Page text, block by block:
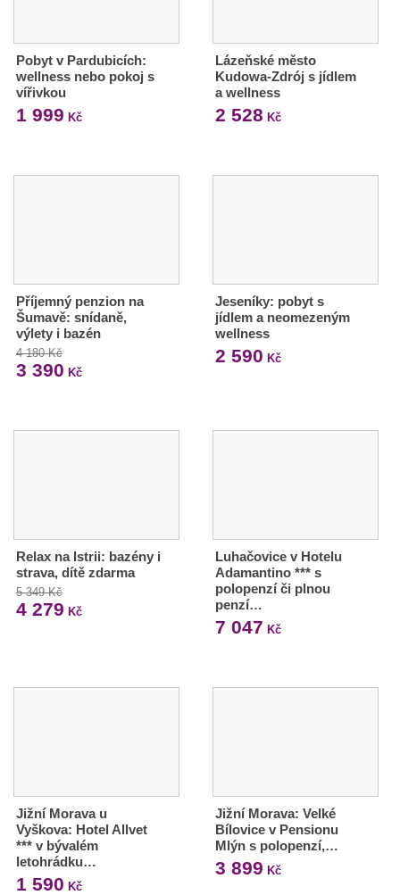
Pobyt v Pardubicích:
wellness nebo pokoj s
vířivkou
1 999 Kč
Lázeňské město
Kudowa-Zdrój s jídlem
a wellness
2 528 Kč
Příjemný penzion na
Šumavě: snídaně,
výlety i bazén
4 180 Kč
3 390 Kč
Jeseníky: pobyt s
jídlem a neomezeným
wellness
2 590 Kč
Relax na Istrii: bazény i
strava, dítě zdarma
5 349 Kč
4 279 Kč
Luhačovice v Hotelu
Adamantino *** s
polopenzí či plnou
penzí…
7 047 Kč
Jižní Morava u
Vyškova: Hotel Allvet
*** v bývalém
letohrádku…
1 590 Kč
Jižní Morava: Velké
Bílovice v Pensionu
Mlýn s polopenzí,…
3 899 Kč